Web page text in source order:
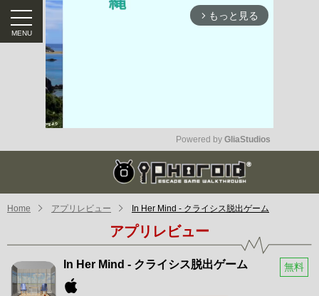
arrow_forward_ios もっと見る
Mute
Powered by GliaStudios
Home アプリレビュー In Her Mind - クライシス脱出ゲーム
アプリレビュー
In Her Mind - クライシス脱出ゲーム 無料